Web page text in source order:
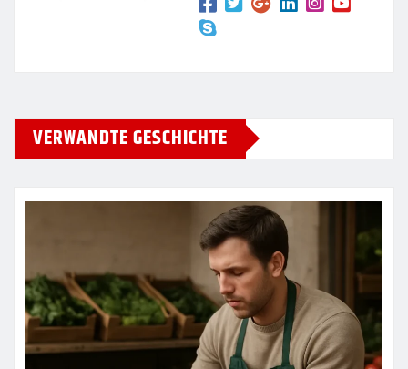
VERWANDTE GESCHICHTE